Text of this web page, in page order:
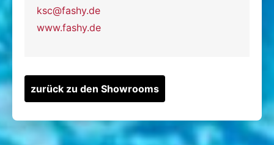
ksc@fashy.de
www.fashy.de
zurück zu den Showrooms